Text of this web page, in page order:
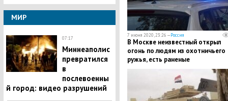
МИР
07:17
Миннеаполис
превратился
в
послевоенны
й город: видео разрушений
7 июня 2020, 23:26 —Россия
В Москве неизвестный открыл
огонь по людям из охотничьего
ружья, есть раненые